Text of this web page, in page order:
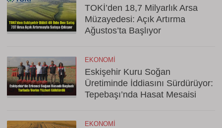
TOKİ’den 18,7 Milyarlık Arsa
Müzayedesi: Açık Artırma
Ağustos’ta Başlıyor
EKONOMI
Eskişehir Kuru Soğan
Üretiminde İddiasını Sürdürüyor:
Tepebaşı’nda Hasat Mesaisi
EKONOMI